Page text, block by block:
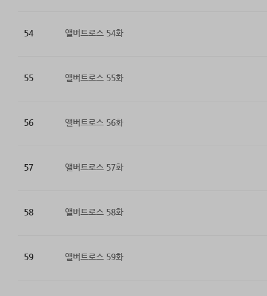
54 앨버트로스 54화
55 앨버트로스 55화
56 앨버트로스 56화
57 앨버트로스 57화
58 앨버트로스 58화
59 앨버트로스 59화